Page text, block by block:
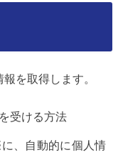
を取得します。
受ける方法
、自動的に個人情